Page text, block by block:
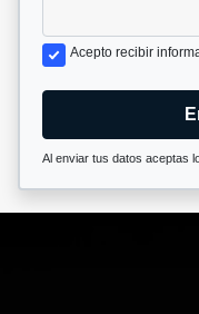
Acepto recibir
Al enviar tus datos aceptas